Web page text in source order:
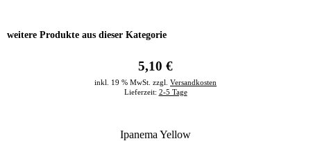
weitere Produkte aus dieser Kategorie
5,10 €
inkl. 19 % MwSt. zzgl. Versandkosten
Lieferzeit: 2-5 Tage
Ipanema Yellow